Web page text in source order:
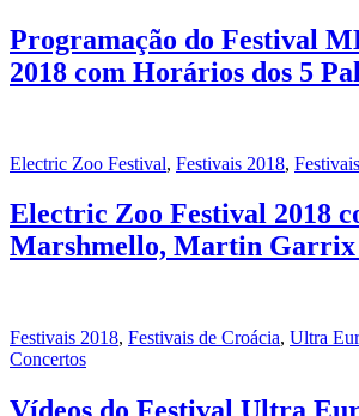
Programação do Festival
2018 com Horários dos 5
Electric Zoo Festival, Festivais 2018,
Electric Zoo Festival 2018
Marshmello, Martin Garrix
Festivais 2018, Festivais de Croácia, Ultra
Concertos